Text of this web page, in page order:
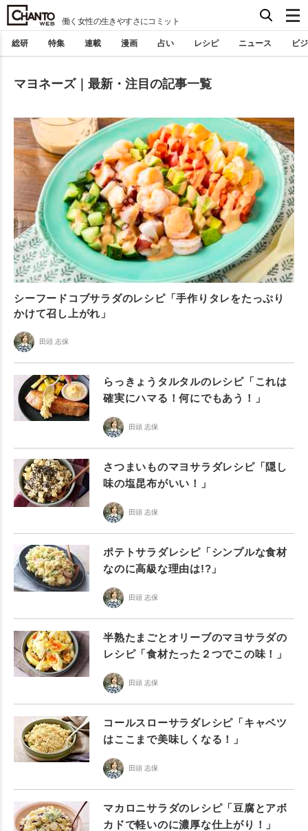
働く女性の生きやすさにコミット
総研 特集 連載 漫画 占い レシピ ニュース ビ
マヨネーズ｜最新・注目の記事一覧
シーフードコブサラダのレシピ「手作りタレをたっぷり
かけて召し上がれ」
田頭 志保
らっきょうタルタルのレシピ「これは
確実にハマる！何にでもあう！」
田頭 志保
さつまいものマヨサラダレシピ「隠し
味の塩昆布がいい！」
田頭 志保
ポテトサラダレシピ「シンプルな食材
なのに高級な理由は!?」
田頭 志保
半熟たまごとオリーブのマヨサラダの
レシピ「食材たった２つでこの味！」
田頭 志保
コールスローサラダレシピ「キャベツ
はここまで美味しくなる！」
田頭 志保
マカロニサラダのレシピ「豆腐とアボ
カドで軽いのに濃厚な仕上がり！」